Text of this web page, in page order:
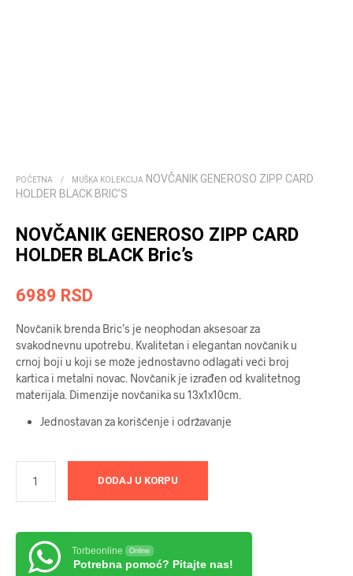
POČETNA / MUŠKA KOLEKCIJA NOVČANIK GENEROSO ZIPP CARD
HOLDER BLACK BRIC’S
NOVČANIK GENEROSO ZIPP CARD
HOLDER BLACK Bric’s
6989 RSD
Novčanik brenda Bric’s je neophodan aksesoar za
svakodnevnu upotrebu. Kvalitetan i elegantan novčanik u
crnoj boji u koji se može jednostavno odlagati veći broj
kartica i metalni novac. Novčanik je izrađen od kvalitetnog
materijala. Dimenzije novčanika su 13x1x10cm.
Jednostavan za korišćenje i održavanje
DODAJ U KORPU
Torbeonline Online
Potrebna pomoć? Pitajte nas!